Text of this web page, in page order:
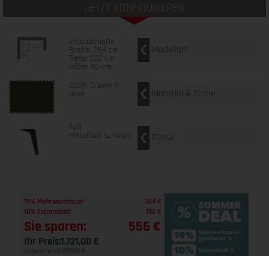
JETZT KONFIGURIEREN
Produktmaße
Breite: 264 cm
Tiefe: 222 cm
Höhe: 95 cm
Modellart
Stoff: Crown 11
olive Material & Farbe
Fuß
Metallfuß schwarz Füsse
19% Mehrwertsteuer
364 €
10% Extrarabatt
192 €
Sie sparen: 556 €
Ihr Preis:1.721,00 €
Listenpreis: 2.277,00 €